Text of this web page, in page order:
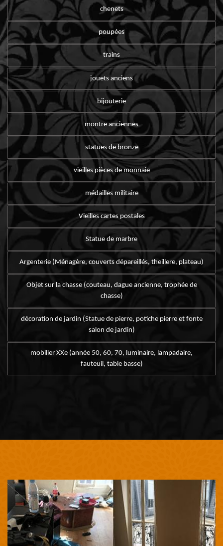
chenets
poupées
trains
jouets anciens
bijouterie
montre anciennes
statues de bronze
vieilles pièces de monnaie
médailles militaire
Vieilles cartes postales
Statue de marbre
Argenterie (Ménagère, couverts dépareillés, theillere, plateau)
Objet sur la chasse (couteau, dague ancienne, trophée de
chasse)
décoration de jardin (Statue de pierre, potiche pierre et fonte
salon de jardin)
mobilier XXe (année 50, 60, 70, luminaire, lampadaire,
fauteuil, table basse)